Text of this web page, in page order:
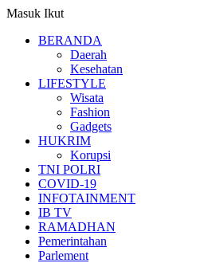
Masuk Ikut
BERANDA
Daerah
Kesehatan
LIFESTYLE
Wisata
Fashion
Gadgets
HUKRIM
Korupsi
TNI POLRI
COVID-19
INFOTAINMENT
IB TV
RAMADHAN
Pemerintahan
Parlement